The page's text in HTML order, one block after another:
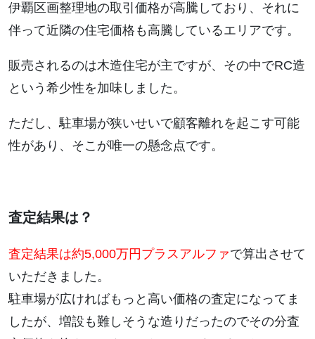
伊覇区画整理地の取引価格が高騰しており、それに
伴って近隣の住宅価格も高騰しているエリアです。
販売されるのは木造住宅が主ですが、その中でRC造
という希少性を加味しました。
ただし、駐車場が狭いせいで顧客離れを起こす可能
性があり、そこが唯一の懸念点です。
査定結果は？
査定結果は約5,000万円プラスアルファで算出させて
いただきました。
駐車場が広ければもっと高い価格の査定になってま
したが、増設も難しそうな造りだったのでその分査